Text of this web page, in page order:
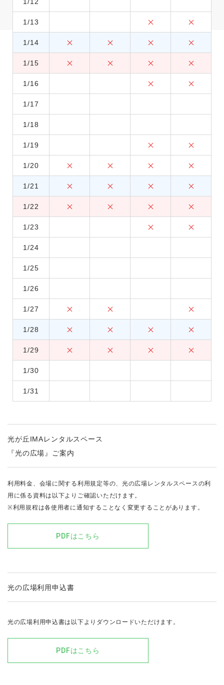
1/12
1/13
1/14
1/15
1/16
1/17
1/18
1/19
1/20
1/21
1/22
1/23
1/24
1/25
1/26
1/27
1/28
1/29
1/30
1/31
光が丘IMAレンタルスペース
『光の広場』ご案内
利用料金、会場に関する利用規定等の、光の広場レンタルスペースの利
用に係る資料は以下よりご確認いただけます。
※利用規程は各使用者に通知することなく変更することがあります。
PDFはこちら
光の広場利用申込書
光の広場利用申込書は以下よりダウンロードいただけます。
PDFはこちら